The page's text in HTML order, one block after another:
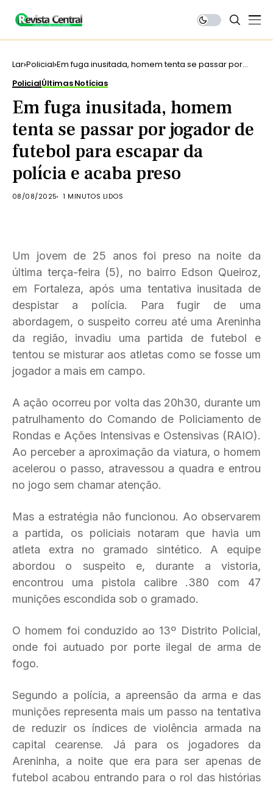
Lar Policial Em fuga inusitada, homem tenta se passar por
acaba preso
PolicialÚltimas Notícias
Em fuga inusitada, homem
tenta se passar por jogador de
futebol para escapar da
polícia e acaba preso
08/08/2025 1 MINUTOS LIDOS
Um jovem de 25 anos foi preso na noite da
última terça-feira (5), no bairro Edson Queiroz,
em Fortaleza, após uma tentativa inusitada de
despistar a polícia. Para fugir de uma
abordagem, o suspeito correu até uma Areninha
da região, invadiu uma partida de futebol e
tentou se misturar aos atletas como se fosse um
jogador a mais em campo.
A ação ocorreu por volta das 20h30, durante um
patrulhamento do Comando de Policiamento de
Rondas e Ações Intensivas e Ostensivas (RAIO).
Ao perceber a aproximação da viatura, o homem
acelerou o passo, atravessou a quadra e entrou
no jogo sem chamar atenção.
Mas a estratégia não funcionou. Ao observarem
a partida, os policiais notaram que havia um
atleta extra no gramado sintético. A equipe
abordou o suspeito e, durante a vistoria,
encontrou uma pistola calibre .380 com 47
munições escondida sob o gramado.
O homem foi conduzido ao 13º Distrito Policial,
onde foi autuado por porte ilegal de arma de
fogo.
Segundo a polícia, a apreensão da arma e das
munições representa mais um passo na tentativa
de reduzir os índices de violência armada na
capital cearense. Já para os jogadores da
Areninha, a noite que era para ser apenas de
futebol acabou entrando para o rol das histórias